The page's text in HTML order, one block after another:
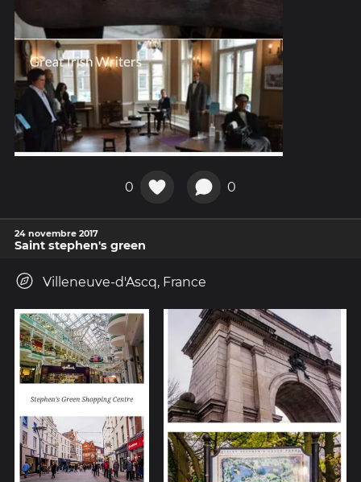
0 0
24 novembre 2017
Saint stephen's green
Villeneuve-d'Ascq, France